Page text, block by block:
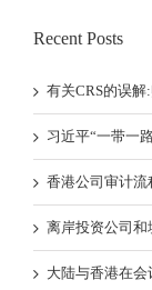
Recent Posts
有关CRS的误
习近平“一带一
香港公司审计流
离岸投资公司和
大陆与香港在会